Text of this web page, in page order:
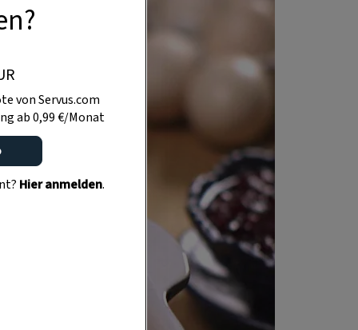
von Servus.com
ab 0,99 €/Monat
Hier anmelden.